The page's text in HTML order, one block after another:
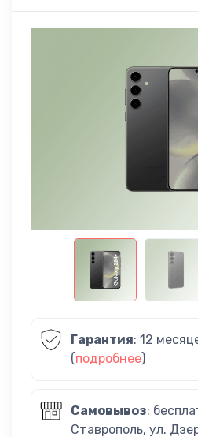
Гарантия: 12
(подробнее)
Самовывоз:
Ставрополь, ул.